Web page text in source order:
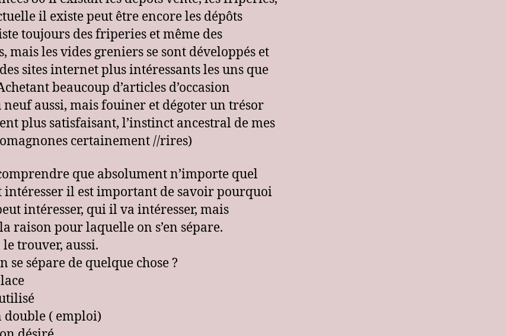
il existe peut être encore les dépôts
toujours des friperies et même des
mais les vides greniers se sont développés et
sites internet plus intéressants les uns que
beaucoup d’articles d’occasion
neuf aussi, mais fouiner et dégoter un trésor
plus satisfaisant, l’instinct ancestral de mes
certainement //rires)
que absolument n’importe quel
intéresser il est important de savoir pourquoi
intéresser, qui il va intéresser, mais
raison pour laquelle on s’en sépare.
trouver, aussi.
se sépare de quelque chose ?
double ( emploi)